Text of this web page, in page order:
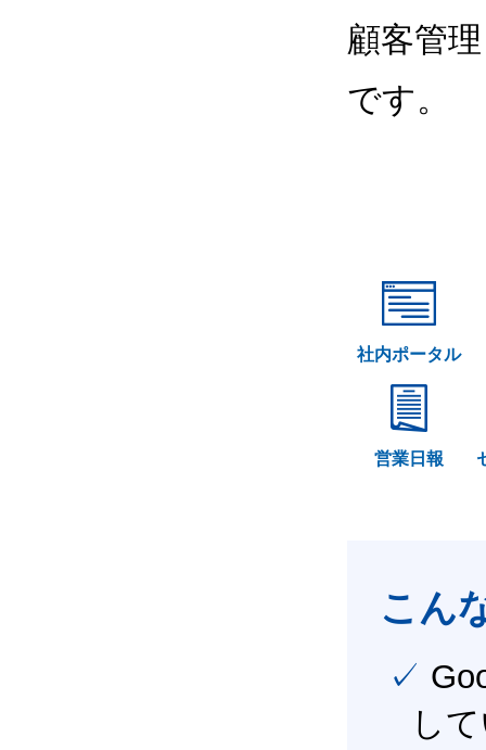
顧客管
です。
社内ポータル
営業日報
こん
✓ Google Workspace（旧G Suite） を社内で導入
し